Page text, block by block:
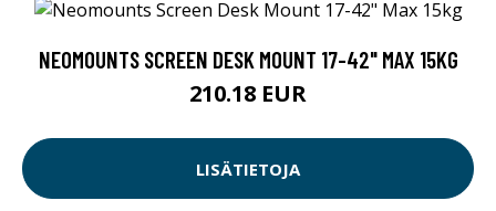
NEOMOUNTS SCREEN DESK MOUNT 17-42" MAX 15KG
210.18 EUR
LISÄTIETOJA